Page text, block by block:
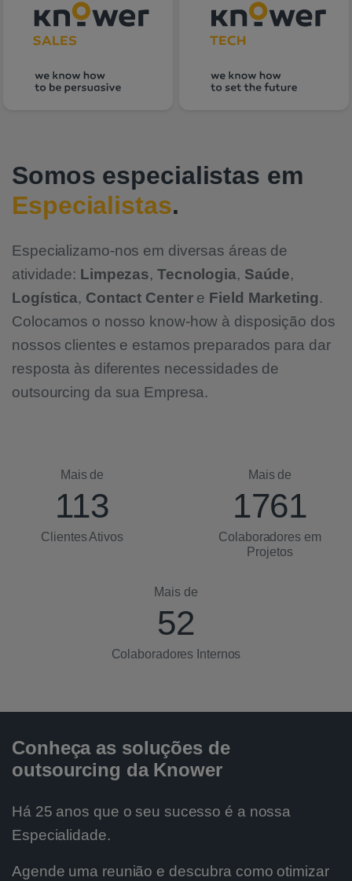
Somos especialistas em
Especialistas.
Especializamo-nos em diversas áreas de
atividade: Limpezas, Tecnologia, Saúde,
Logística, Contact Centere Field Marketing.
Colocamos o nosso know-how à disposição dos
nossos clientes e estamos preparados para dar
resposta às diferentes necessidades de
outsourcing da sua Empresa.
Mais de
130
Clientes Ativos
Mais de
2230
Colaboradores em
Projetos
Mais de
60
Colaboradores Internos
Conheça as soluções de
outsourcing da Knower
Há 25 anos que o seu sucesso é a nossa
Especialidade.
Agende uma reunião e descubra como otimizar